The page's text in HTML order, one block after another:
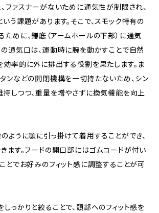
ファスナーがないために通気性が制限され、
う課題があります。そこで、スモック特有の
めに、鎌底（アームホールの下部）に通気
の通気口は、運動時に腕を動かすことで自然
効率的に外に排出する役割を果たします。ま
タンなどの開閉機構を一切持たないため、シン
持しつつ、重量を増やさずに換気機能を向上
ように顎に引っ掛けて着用することができ、
ます。フードの開口部にはゴムコードが付い
とでお好みのフィット感に調整することが可
っかりと絞ることで、頭部へのフィット感を